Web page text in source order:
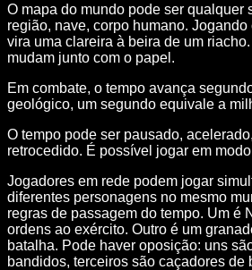
O mapa do mundo pode ser qualquer
região, nave, corpo humano.
vira uma clareira à beira de um
mudam junto com o papel.
Em combate, o tempo avança
geológico, um segundo equivale a
O tempo pode ser pausado,
retrocedido. É possível jogar em
Jogadores em rede podem jogar
diferentes personagens no mesmo
regras de passagem do tempo. Um é
ordens ao exército. Outro é um
batalha. Pode haver oposição: uns
bandidos, terceiros são caçadores de